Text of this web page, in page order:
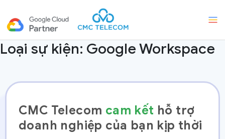
Loại sự kiện: Google Workspace
CMC Telecom cam kết hỗ trợ
doanh nghiệp của bạn kịp thời